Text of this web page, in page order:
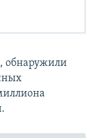
обнаружили